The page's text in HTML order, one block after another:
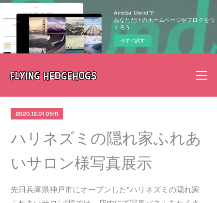
Ameba Owndで
あなただけのホームページやブログをつ
くろう
今すぐ試す
2020.12.01 05:11
ハリネズミの隠れ家ふれあ
いサロン様写真展示
先日兵庫県神戸市にオープンした"ハリネズミの隠れ家